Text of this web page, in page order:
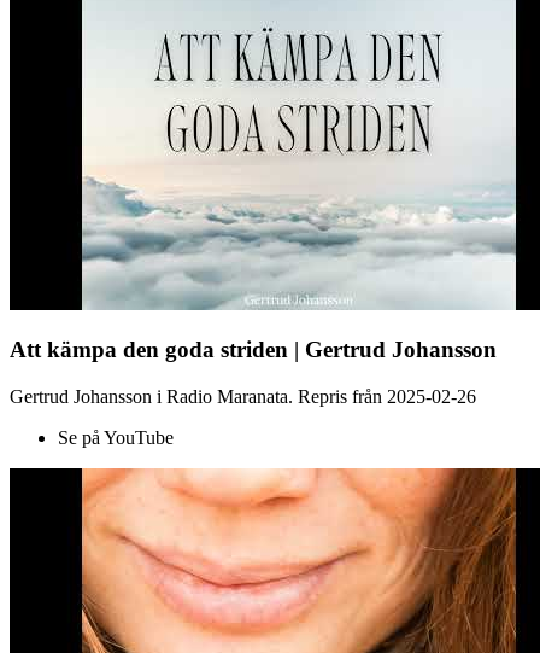
Att kämpa den goda striden | Gertrud Johansson
Gertrud Johansson i Radio Maranata. Repris från 2025-02-26
Se på YouTube